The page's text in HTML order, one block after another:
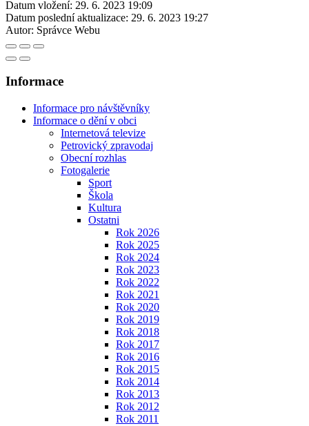
Datum vložení: 29. 6. 2023 19:09
Datum poslední aktualizace: 29. 6. 2023 19:27
Autor: Správce Webu
Informace
Informace pro návštěvníky
Informace o dění v obci
Internetová televize
Petrovický zpravodaj
Obecní rozhlas
Fotogalerie
Sport
Škola
Kultura
Ostatni
Rok 2026
Rok 2025
Rok 2024
Rok 2023
Rok 2022
Rok 2021
Rok 2020
Rok 2019
Rok 2018
Rok 2017
Rok 2016
Rok 2015
Rok 2014
Rok 2013
Rok 2012
Rok 2011